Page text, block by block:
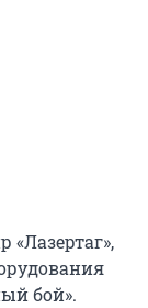
«Лазертаг»,
бой».